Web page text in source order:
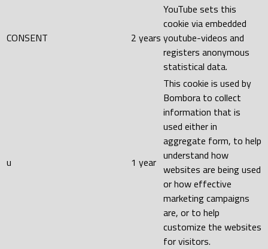
CONSENT 2 years
YouTube sets this
cookie via embedded
youtube-videos and
registers anonymous
statistical data.
u 1 year
This cookie is used by
Bombora to collect
information that is
used either in
aggregate form, to help
understand how
websites are being used
or how effective
marketing campaigns
are, or to help
customize the websites
for visitors.